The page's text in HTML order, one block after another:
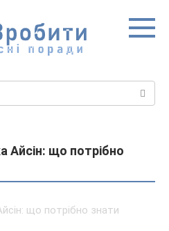
Айсін: що потрібно